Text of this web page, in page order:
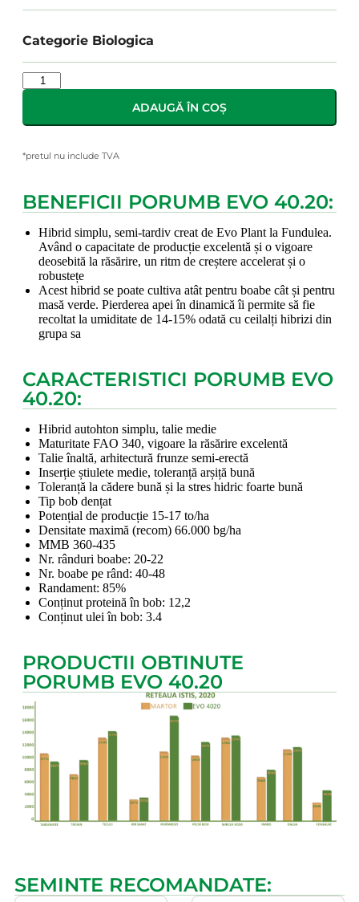
Categorie Biologica
ADAUGĂ ÎN COȘ
*pretul nu include TVA
BENEFICII PORUMB EVO 40.20:
Hibrid simplu, semi-tardiv creat de Evo Plant la Fundulea.
Având o capacitate de producție excelentă și o vigoare
deosebită la răsărire, un ritm de creștere accelerat și o
robustețe
Acest hibrid se poate cultiva atât pentru boabe cât și pentru
masă verde. Pierderea apei în dinamică îi permite să fie
recoltat la umiditate de 14-15% odată cu ceilalți hibrizi din
grupa sa
CARACTERISTICI PORUMB EVO
40.20:
Hibrid autohton simplu, talie medie
Maturitate FAO 340, vigoare la răsărire excelentă
Talie înaltă, arhitectură frunze semi-erectă
Inserție știulete medie, toleranță arșiță bună
Toleranță la cădere bună și la stres hidric foarte bună
Tip bob dențat
Potențial de producție 15-17 to/ha
Densitate maximă (recom) 66.000 bg/ha
MMB 360-435
Nr. rânduri boabe: 20-22
Nr. boabe pe rând: 40-48
Randament: 85%
Conținut proteină în bob: 12,2
Conținut ulei în bob: 3.4
PRODUCTII OBTINUTE
PORUMB EVO 40.20
SEMINTE RECOMANDATE: